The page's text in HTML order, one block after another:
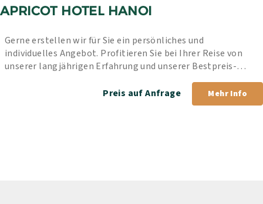
APRICOT HOTEL HANOI
Gerne erstellen wir für Sie ein persönliches und
individuelles Angebot. Profitieren Sie bei Ihrer Reise von
unserer langjährigen Erfahrung und unserer Bestpreis-
Preis auf Anfrage
Mehr Info